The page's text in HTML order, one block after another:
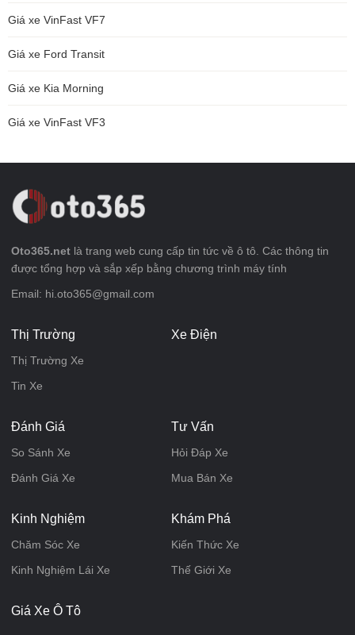
Giá xe VinFast VF7
Giá xe Ford Transit
Giá xe Kia Morning
Giá xe VinFast VF3
Oto365.net là trang web cung cấp tin tức về ô tô. Các thông tin
được tổng hợp và sắp xếp bằng chương trình máy tính
Email: hi.oto365@gmail.com
Thị Trường
Thị Trường Xe
Tin Xe
Xe Điện
Đánh Giá
So Sánh Xe
Đánh Giá Xe
Tư Vấn
Hỏi Đáp Xe
Mua Bán Xe
Kinh Nghiệm
Chăm Sóc Xe
Kinh Nghiệm Lái Xe
Khám Phá
Kiến Thức Xe
Thế Giới Xe
Giá Xe Ô Tô